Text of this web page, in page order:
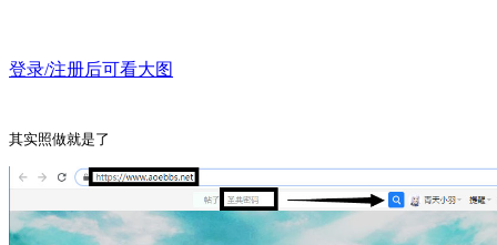
登录/注册后可看大图
其实照做就是了